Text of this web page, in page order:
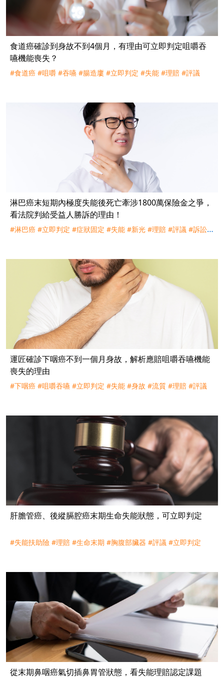
食道癌確診到身故不到4個月，有理由可立即判定咀嚼吞
嚥機能喪失？
#食道癌 #咀嚼 #吞嚥 #腸造廔 #立即判定 #失能 #理賠 #評議
淋巴癌末短期內極度失能後死亡牽涉1800萬保險金之爭，
看法院判給受益人勝訴的理由！
#淋巴癌 #立即判定 #症狀固定 #失能 #新光 #理賠 #評議 #訴訟#
運匠確診下咽癌不到一個月身故，解析應賠咀嚼吞嚥機能
喪失的理由
#下咽癌 #咀嚼吞嚥 #立即判定 #失能 #身故 #流質 #理賠 #評議
肝膽管癌、後縱膈腔癌末期生命失能狀態，可立即判定
#失能扶助險 #理賠 #生命末期 #胸腹部臟器 #評議 #立即判定
從末期鼻咽癌氣切插鼻胃管狀態，看失能理賠認定課題